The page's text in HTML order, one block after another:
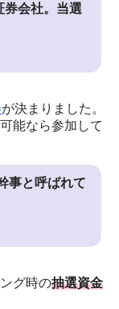
券会社。当選
が決まりました。
能なら参加して
事と呼ばれて
グ時の抽選資金